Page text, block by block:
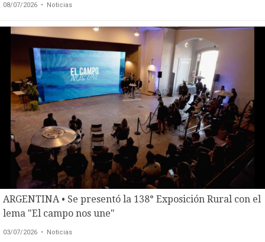
08/07/2026 • Noticias
ARGENTINA • Se presentó la 138° Exposición Rural con el
lema "El campo nos une"
03/07/2026 • Noticias